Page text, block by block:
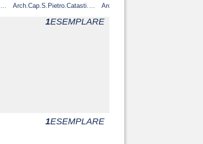
Arch.Cap.S.Pietro.Catasti.
Arch.Cap.S.Pietro.Catasti.
1ESEMPLARE
1ESEMPLARE